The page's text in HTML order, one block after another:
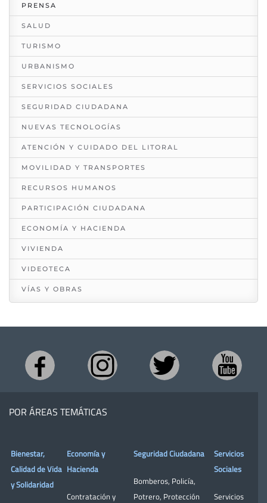
PRENSA
SALUD
TURISMO
URBANISMO
SERVICIOS SOCIALES
SEGURIDAD CIUDADANA
NUEVAS TECNOLOGÍAS
ATENCIÓN Y CUIDADO DEL LITORAL
MOVILIDAD Y TRANSPORTES
RECURSOS HUMANOS
PARTICIPACIÓN CIUDADANA
ECONOMÍA Y HACIENDA
VIVIENDA
VIDEOTECA
VÍAS Y OBRAS
POR ÁREAS TEMÁTICAS
Bienestar,
Calidad de Vida
y Solidaridad
Economía y
Hacienda
Contratación y
Seguridad Ciudadana
Bomberos, Policía,
Potrero, Protección
Servicios
Sociales
Servicios